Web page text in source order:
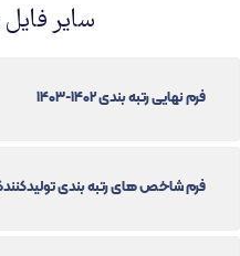
سایر
فرم نهایی رتبه بندی 1402-1403
فرم شاخص های رتبه بندی تولیدکنندگان